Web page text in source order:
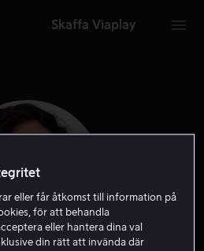
Skaffa Viaplay
eller får åtkomst till information på
för att behandla
eller hantera dina val
din rätt att invända där